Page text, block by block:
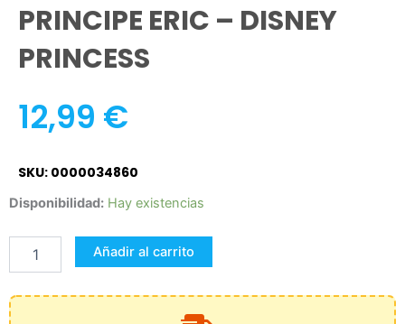
PRINCIPE ERIC – DISNEY
PRINCESS
12,99 €
SKU: 0000034860
Disponibilidad: Hay existencias
PRINCIPE
-
DISNEY
PRINCESS
Añadir al carrito